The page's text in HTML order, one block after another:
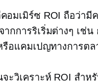
อมเมิร์ซ ROI ถือว่ามี
ากการริเริ่มต่างๆ เ
รือแคมเปญทางการต
ะวิเคราะห์ ROI สำ